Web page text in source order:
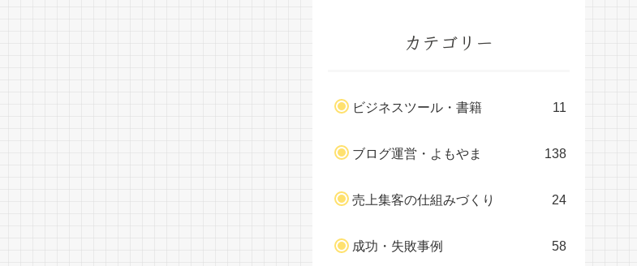
カテゴリー
ビジネスツール・書籍 11
ブログ運営・よもやま 138
売上集客の仕組みづくり 24
成功・失敗事例 58